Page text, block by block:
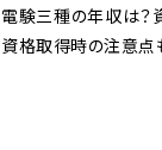
電験三種の年収は？
資格取得時の注意点